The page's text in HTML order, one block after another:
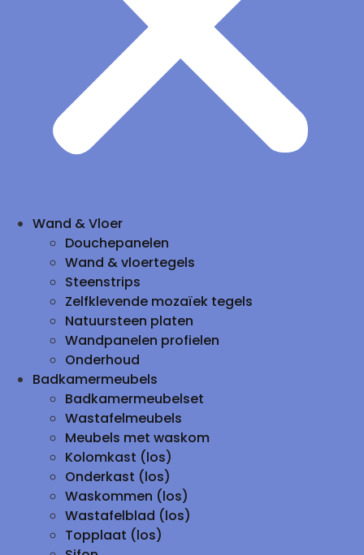
Wand & Vloer
Douchepanelen
Wand & vloertegels
Steenstrips
Zelfklevende mozaïek tegels
Natuursteen platen
Wandpanelen profielen
Onderhoud
Badkamermeubels
Badkamermeubelset
Wastafelmeubels
Meubels met waskom
Kolomkast (los)
Onderkast (los)
Waskommen (los)
Wastafelblad (los)
Topplaat (los)